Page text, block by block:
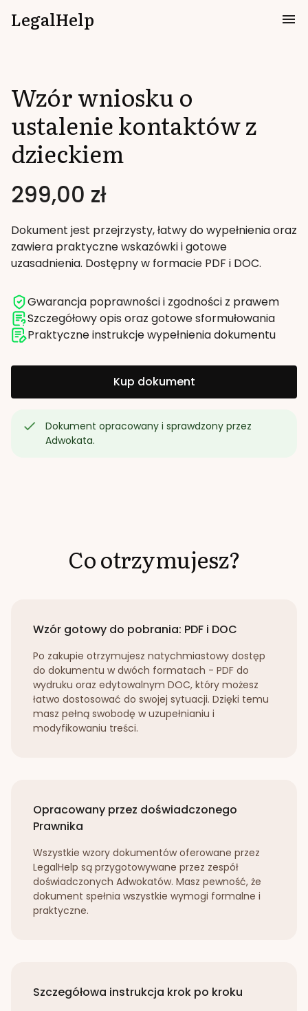
LegalHelp
Wzór wniosku o
ustalenie kontaktów z
dzieckiem
299,00 zł
Dokument jest przejrzysty, łatwy do wypełnienia oraz
zawiera praktyczne wskazówki i gotowe
uzasadnienia. Dostępny w formacie PDF i DOC.
Gwarancja poprawności i zgodności z prawem
Szczegółowy opis oraz gotowe sformułowania
Praktyczne instrukcje wypełnienia dokumentu
Kup dokument
Dokument opracowany i sprawdzony przez
Adwokata.
Co otrzymujesz?
Wzór gotowy do pobrania: PDF i DOC
Po zakupie otrzymujesz natychmiastowy dostęp
do dokumentu w dwóch formatach - PDF do
wydruku oraz edytowalnym DOC, który możesz
łatwo dostosować do swojej sytuacji. Dzięki temu
masz pełną swobodę w uzupełnianiu i
modyfikowaniu treści.
Opracowany przez doświadczonego
Prawnika
Wszystkie wzory dokumentów oferowane przez
LegalHelp są przygotowywane przez zespół
doświadczonych Adwokatów. Masz pewność, że
dokument spełnia wszystkie wymogi formalne i
praktyczne.
Szczegółowa instrukcja krok po kroku